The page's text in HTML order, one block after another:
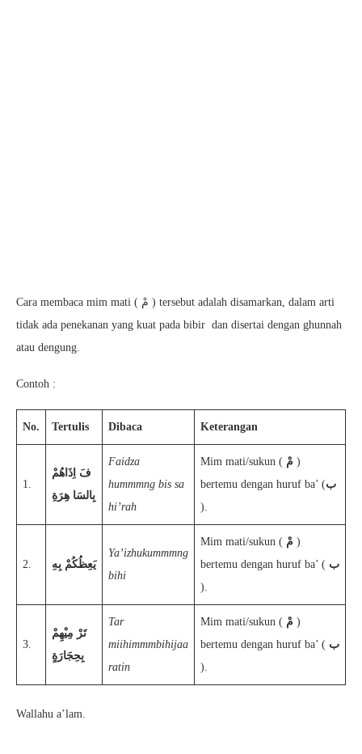
Cara membaca mim mati ( مْ ) tersebut adalah disamarkan, dalam arti
tidak ada penekanan yang kuat pada bibir dan disertai dengan ghunnah
atau dengung.
Contoh :
No. Tertulis Dibaca Keterangan
1.
فَ اِذَاهُمْ
بِالسَا هِرَةِ
Faidza
hummmng bis sa
hi’rah
Mim mati/sukun ( مْ )
bertemu dengan huruf ba’ (ب
).
2. يَعِظُكُمْ بِهِ
Ya’izhukummmng
bihi
Mim mati/sukun ( مْ )
bertemu dengan huruf ba’ ( ب
).
3.
تَرْ مِيْهِمْ
بِحِجَارَةٍ
Tar
miihimmmbihijaa
ratin
Mim mati/sukun ( مْ )
bertemu dengan huruf ba’ ( ب
).
Wallahu a’lam.